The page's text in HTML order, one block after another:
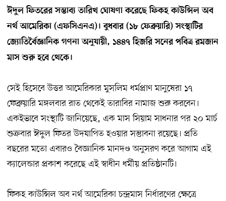
ঈদুল ফিতরের সম্ভাব্য তারিখ ঘোষণা করেছে ফিকহ কাউন্সিল অব
নর্থ আমেরিকা (এফসিএনএ)। বুধবার (১৮ ফেব্রুয়ারি) সংস্থাটির
জ্যোতির্বৈজ্ঞানিক গণনা অনুযায়ী, ১৪৪৭ হিজরি সনের পবিত্র রমজান
মাস শুরু হবে থেকে।
সেই হিসেবে উত্তর আমেরিকার মুসলিম ধর্মপ্রাণ মানুষেরা ১৭
ফেব্রুয়ারি মঙ্গলবার রাত থেকেই তারাবির নামাজ শুরু করবেন।
একইভাবে সংস্থাটি জানিয়েছে, এক মাস সিয়াম সাধনার পর ২০ মার্চ
শুক্রবার ঈদুল ফিতর উদযাপিত হওয়ার সম্ভাবনা রয়েছে। প্রতি
বছরের মতো এবারও বৈজ্ঞানিক মানদণ্ড অনুসরণ করে আগাম এই
ক্যালেন্ডার প্রকাশ করেছে এই স্বাধীন ধর্মীয় প্রতিষ্ঠানটি।
ফিকহ কাউন্সিল অব নর্থ আমেরিকা চন্দ্রমাস নির্ধারণের ক্ষেত্রে